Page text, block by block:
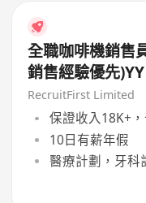
全職咖啡機銷售
銷售經驗優先)YY
RecruitFirst Limited
保證收入18K+
10日有薪年假
醫療計劃，牙科